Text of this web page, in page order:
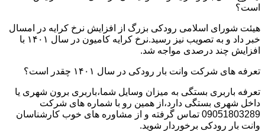
است؟
هیئت شورای اسلامی رودکی بزرگ از افزایش نرخ کرایه در امسال
خبر داد و به تصویب نیز رسید.نرخ کرایه کامیون در سال ۱۴۰۱ با
افزایش چند درصدی مواجه شد.
تعرفه های شرکت وانت بار رودکی در سال ۱۴۰۱ چقدر است؟
تعرفه باربری بستگی به میزان وسایل شما،باربری برون شهری یا
داخل شهری بستگی دارد،از همین رو با شماره های شرکت
09051803289 تماس گرفته و از مشاوره های خوب کارشناسان
وانت بار رودکی برخوردار شوید.